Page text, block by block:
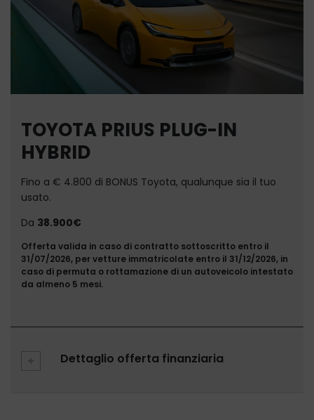
TOYOTA PRIUS PLUG-IN
HYBRID
Fino a € 4.800 di BONUS Toyota, qualunque sia il tuo
usato.
Da 38.900€
Offerta valida in caso di contratto sottoscritto entro il
31/07/2026, per vetture immatricolate entro il 31/12/2026, in
caso di permuta o rottamazione di un autoveicolo intestato
da almeno 5 mesi.
Dettaglio offerta finanziaria